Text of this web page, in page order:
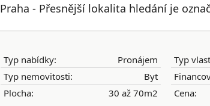
Praha - Přesnější lokalita hledání je
Typ nabídky:
Pronájem
Typ nemovitosti:
Byt
Plocha:
30 až 70m2
Typ
Cena: